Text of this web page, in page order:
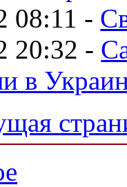
08:11 -
20:32 -
в